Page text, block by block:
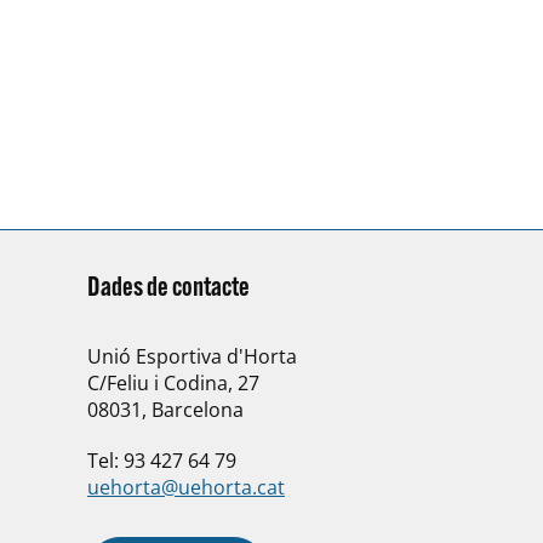
Dades de contacte
Unió Esportiva d'Horta
C/Feliu i Codina, 27
08031, Barcelona
Tel: 93 427 64 79
uehorta@uehorta.cat